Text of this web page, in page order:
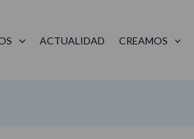
ACTUALIDAD CREAMOS